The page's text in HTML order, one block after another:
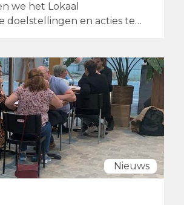
we het Lokaal
doelstellingen en acties te
Nieuws